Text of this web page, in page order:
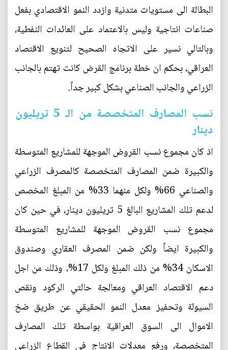
البطالة الى مستويات متدنية وازدد النمو الاقتصادي بفعل
صناعات انتاجية وليس بالاعتماد على العائدات النفطية،
وبالتالي نسير على الاتجاه الصحيح لتنويع الاقتصاد
العراقي، بحكم ان خطة برنامج القرض كانت تهتم بالجانب
الزراعي والجانب الصناعي بشكل كبير جداً.
نسب المصارف المتخصصة من الـ 5 تريليون
دينار
اذ كان مجموع نسب القروض الموجهة للمشاريع المتوسطة
والكبيرة ضمن المصارف المتخصصة كالمصرف الزراعي
والصناعي 66% ولكل منهما 33% من المبلغ المخصص
لدعم تلك المشاريع البالغ 5 تريليون دينار، في حين كان
مجموع نسب القروض الموجهة للمشاريع المتوسطة
والكبيرة ايضاً ولكن ضمن المصرف العقاري وصندوق
الاسكان 34% من ذلك المبلغ ولكل 17%، وذلك من اجل
دعم الاقتصاد العراقي ومعالجة حالتي الركود ونقص
السيولة وتحفيز معدل النمو الحقيقي عن طريق ضخ
الاموال الى السوق العراقية بواسطة تلك المصارف
المتخصصة، ورفع معدلات الانتاج في القطاع الزراعي